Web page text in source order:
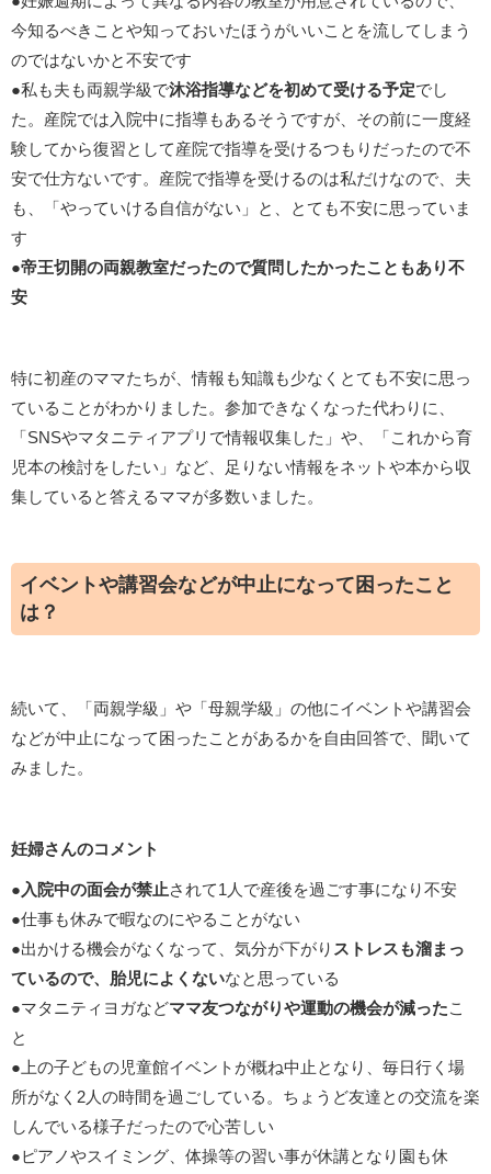
今知るべきことや知っておいたほうがいいことを流してしまう
のではないかと不安です
●私も夫も両親学級で沐浴指導などを初めて受ける予定でし
た。産院では入院中に指導もあるそうですが、その前に一度経
験してから復習として産院で指導を受けるつもりだったので不
安で仕方ないです。産院で指導を受けるのは私だけなので、夫
も、「やっていける自信がない」と、とても不安に思っていま
す
●帝王切開の両親教室だったので質問したかったこともあり不
安
特に初産のママたちが、情報も知識も少なくとても不安に思っ
ていることがわかりました。参加できなくなった代わりに、
「SNSやマタニティアプリで情報収集した」や、「これから育
児本の検討をしたい」など、足りない情報をネットや本から収
集していると答えるママが多数いました。
イベントや講習会などが中止になって困ったこと
は？
続いて、「両親学級」や「母親学級」の他にイベントや講習会
などが中止になって困ったことがあるかを自由回答で、聞いて
みました。
妊婦さんのコメント
● 入院中の面会が禁止されて1人で産後を過ごす事になり不安
●仕事も休みで暇なのにやることがない
●出かける機会がなくなって、気分が下がり ストレスも溜まっ
ているので、胎児によくないなと思っている
●マタニティヨガなどママ友つながりや運動の機会が減ったこ
と
●上の子どもの児童館イベントが概ね中止となり、毎日行く場
所がなく2人の時間を過ごしている。ちょうど友達との交流を楽
しんでいる様子だったので心苦しい
●ピアノやスイミング、体操等の習い事が休講となり園も休